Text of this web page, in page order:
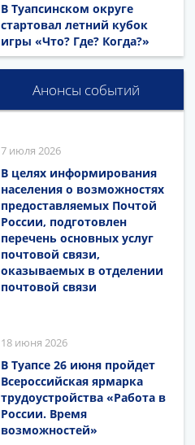
В Туапсинском округе
стартовал летний кубок
игры «Что? Где? Когда?»
Анонсы событий
7 июля 2026
В целях информирования
населения о возможностях
предоставляемых Почтой
России, подготовлен
перечень основных услуг
почтовой связи,
оказываемых в отделении
почтовой связи
18 июня 2026
В Туапсе 26 июня пройдет
Всероссийская ярмарка
трудоустройства «Работа в
России. Время
возможностей»